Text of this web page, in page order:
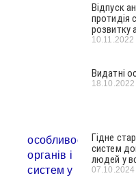
Відпуск
протидія
розвитку
10.11.2022
Видатні
18.10.2022
Гідне
систем
людей у
07.10.2024